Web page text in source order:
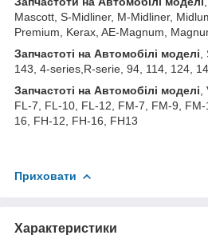
Mascott, S-Midliner, M-Midliner,
Premium, Kerax, AE-Magnum,
Запчастоті на Автомобілі моделі
143, 4-series,R-serie, 94, 114, 124,
Запчастоті на Автомобілі моделі
FL-7, FL-10, FL-12, FM-7, FM-9,
16, FH-12, FH-16, FH13
Приховати
Характеристики